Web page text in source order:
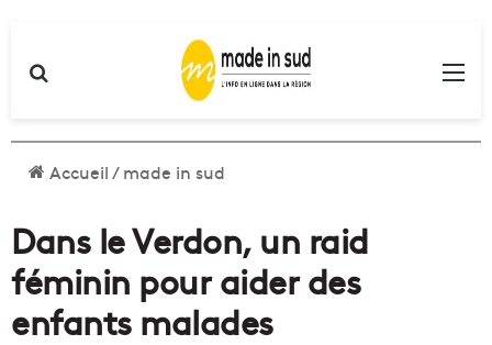
Accueil/made in sud
Dans le Verdon, un raid
féminin pour aider des
enfants malades